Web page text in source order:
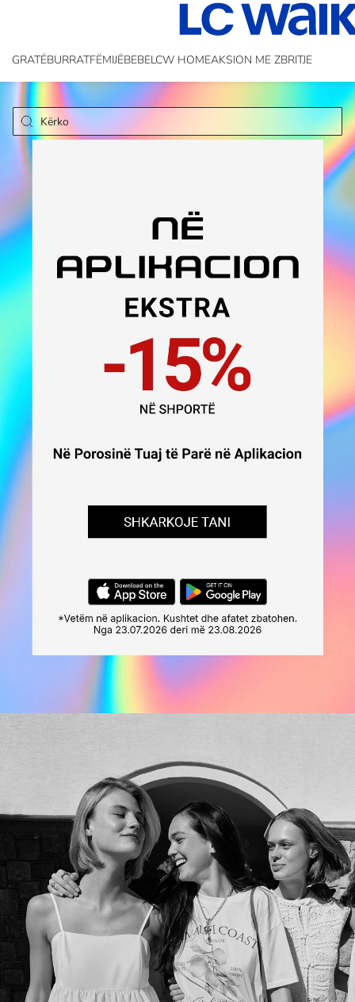
GRATËBURRATFËMIJËBEBELCW HOMEAKSION ME ZBRITJE